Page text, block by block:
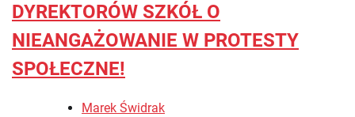
DYREKTORÓW SZKÓŁ O
NIEANGAŻOWANIE W PROTESTY
SPOŁECZNE!
Marek Świdrak